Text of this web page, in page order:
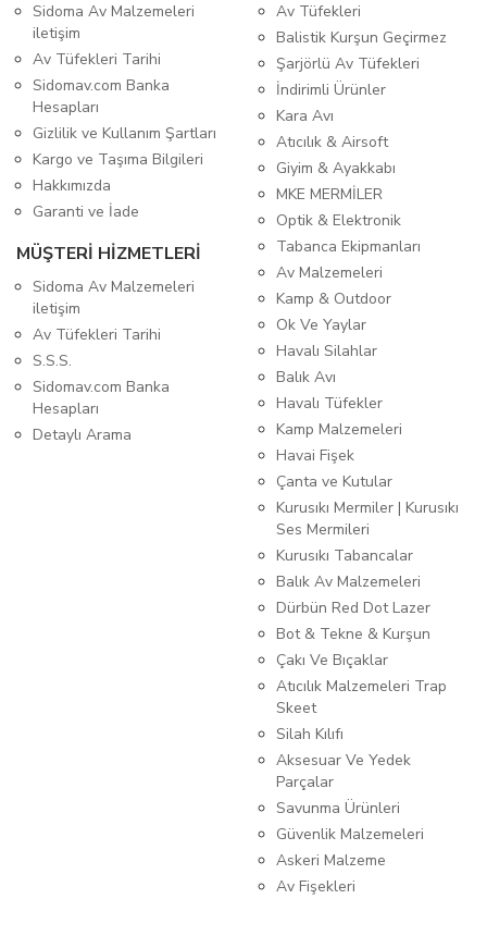
Sidoma Av Malzemeleri
iletişim
Av Tüfekleri Tarihi
Sidomav.com Banka
Hesapları
Gizlilik ve Kullanım Şartları
Kargo ve Taşıma Bilgileri
Hakkımızda
Garanti ve İade
MÜŞTERİ HİZMETLERİ
Sidoma Av Malzemeleri
iletişim
Av Tüfekleri Tarihi
S.S.S.
Sidomav.com Banka
Hesapları
Detaylı Arama
Av Tüfekleri
Balistik Kurşun Geçirmez
Şarjörlü Av Tüfekleri
İndirimli Ürünler
Kara Avı
Atıcılık & Airsoft
Giyim & Ayakkabı
MKE MERMİLER
Optik & Elektronik
Tabanca Ekipmanları
Av Malzemeleri
Kamp & Outdoor
Ok Ve Yaylar
Havalı Silahlar
Balık Avı
Havalı Tüfekler
Kamp Malzemeleri
Havai Fişek
Çanta ve Kutular
Kurusıkı Mermiler | Kurusıkı
Ses Mermileri
Kurusıkı Tabancalar
Balık Av Malzemeleri
Dürbün Red Dot Lazer
Bot & Tekne & Kurşun
Çakı Ve Bıçaklar
Atıcılık Malzemeleri Trap
Skeet
Silah Kılıfı
Aksesuar Ve Yedek
Parçalar
Savunma Ürünleri
Güvenlik Malzemeleri
Askeri Malzeme
Av Fişekleri